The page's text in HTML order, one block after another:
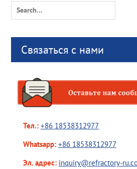
Search
Связаться с нами
Тел.: +86 18538312977
Whatsapp: +86 18538312977
Эл. адрес: inquiry@refractory-